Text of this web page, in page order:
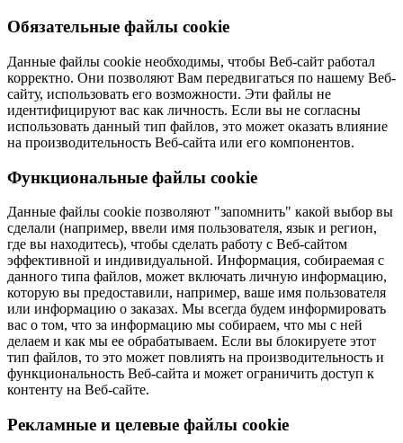
Обязательные файлы cookie
Данные файлы cookie необходимы, чтобы Веб-сайт работал
корректно. Они позволяют Вам передвигаться по нашему Веб-
сайту, использовать его возможности. Эти файлы не
идентифицируют вас как личность. Если вы не согласны
использовать данный тип файлов, это может оказать влияние
на производительность Веб-сайта или его компонентов.
Функциональные файлы cookie
Данные файлы cookie позволяют "запомнить" какой выбор вы
сделали (например, ввели имя пользователя, язык и регион,
где вы находитесь), чтобы сделать работу с Веб-сайтом
эффективной и индивидуальной. Информация, собираемая с
данного типа файлов, может включать личную информацию,
которую вы предоставили, например, ваше имя пользователя
или информацию о заказах. Мы всегда будем информировать
вас о том, что за информацию мы собираем, что мы с ней
делаем и как мы ее обрабатываем. Если вы блокируете этот
тип файлов, то это может повлиять на производительность и
функциональность Веб-сайта и может ограничить доступ к
контенту на Веб-сайте.
Рекламные и целевые файлы cookie